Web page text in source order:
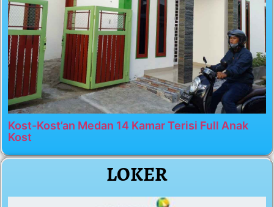
Kost-Kost’an Medan 14 Kamar Terisi Full Anak
Kost
LOKER